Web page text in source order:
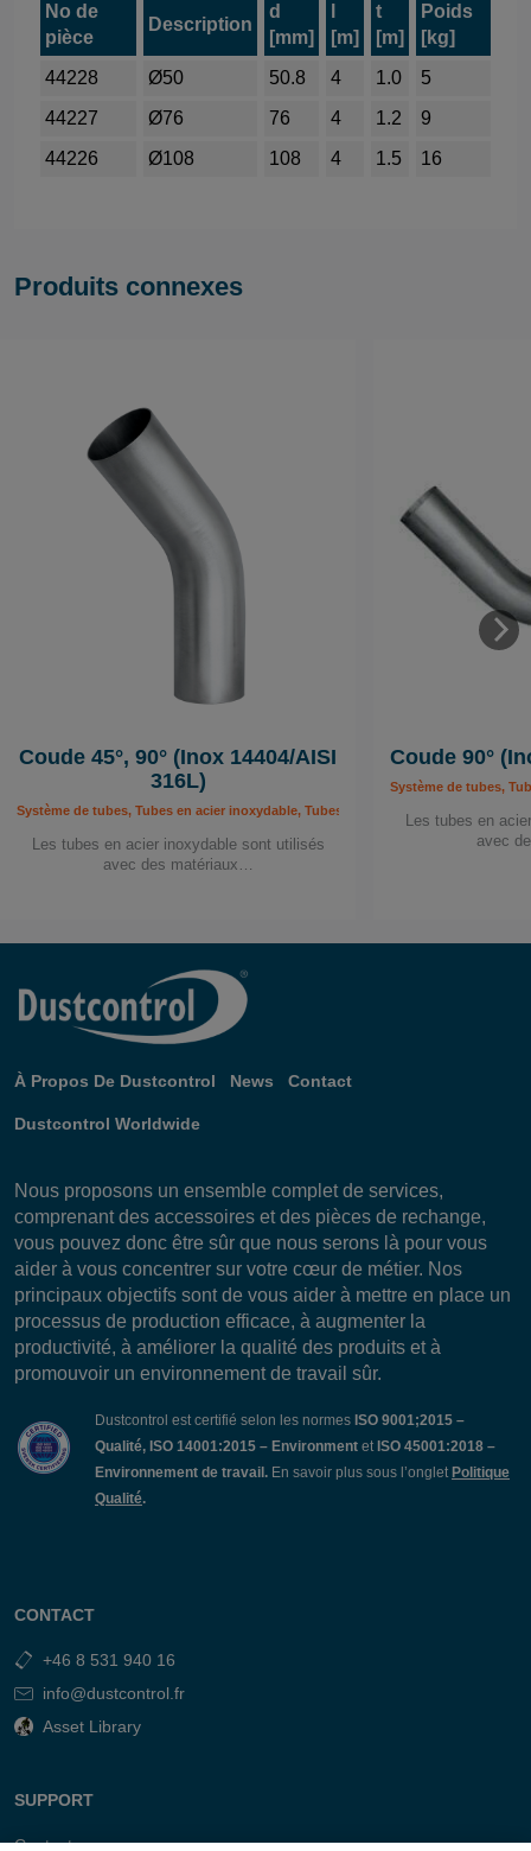
No de
pièce
Description
d
[mm]
[m]
t
[m]
Poids
[kg]
44228
Ø50 50.8 4 1.0
5
44227
Ø76 76 4 1.2
9
44226
Ø108 108 4 1.5 16
Produits connexes
Coude 45°, 90° (Inox 14404/AISI
316L)
Système de tubes, Tubes en acier inoxydable, Tubes et composants
Les tubes en acier inoxydable sont utilisés
avec des matériaux…
Coude 90°
Système de tubes,
Les tubes en
avec
À Propos De Dustcontrol News Contact
Dustcontrol Worldwide
Nous proposons un ensemble complet de services,
comprenant des accessoires et des pièces de rechange,
vous pouvez donc être sûr que nous serons là pour vous
aider à vous concentrer sur votre cœur de métier. Nos
principaux objectifs sont de vous aider à mettre en place un
processus de production efficace, à augmenter la
productivité, à améliorer la qualité des produits et à
promouvoir un environnement de travail sûr.
Dustcontrol est certifié selon les normes ISO 9001;2015 –
Qualité, ISO 14001:2015 – Environment et ISO 45001:2018 –
Environnement de travail. En savoir plus sous l’onglet Politique
Qualité.
CONTACT
+46 8 531 940 16
info@dustcontrol.fr
Asset Library
SUPPORT
Contact